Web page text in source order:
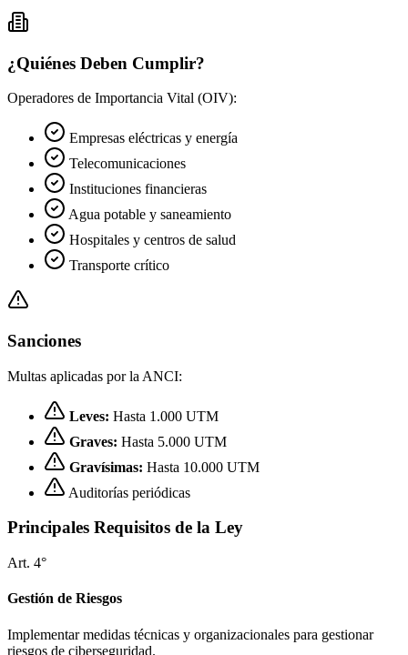
¿Quiénes Deben Cumplir?
Operadores de Importancia Vital (OIV):
Empresas eléctricas y energía
Telecomunicaciones
Instituciones financieras
Agua potable y saneamiento
Hospitales y centros de salud
Transporte crítico
Sanciones
Multas aplicadas por la ANCI:
Leves: Hasta 1.000 UTM
Graves: Hasta 5.000 UTM
Gravísimas: Hasta 10.000 UTM
Auditorías periódicas
Principales Requisitos de la Ley
Art. 4°
Gestión de Riesgos
Implementar medidas técnicas y organizacionales para gestionar
riesgos de ciberseguridad.